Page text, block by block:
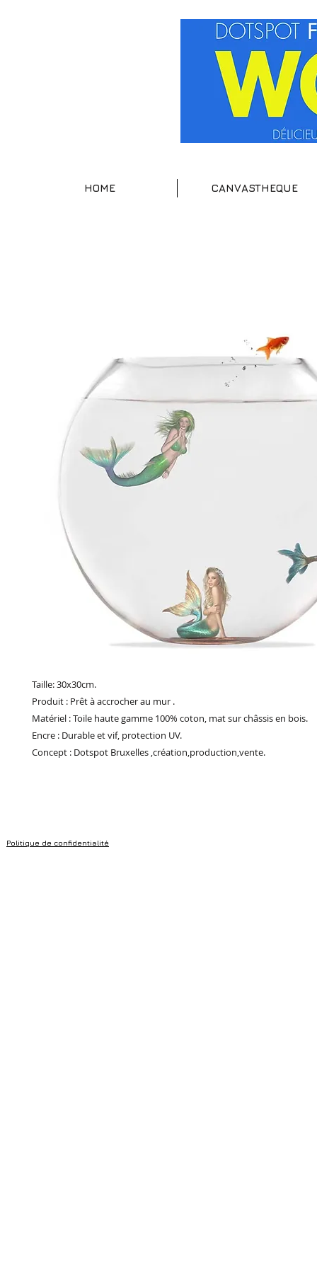
HOME CANVASTHEQUE
Taille: 30x30cm.
Produit : Prêt à accrocher au mur .
Matériel : Toile haute gamme 100% coton, mat sur châssis en bois.
Encre : Durable et vif, protection UV.
Concept : Dotspot Bruxelles ,création,production,vente.
Politique de confidentialité